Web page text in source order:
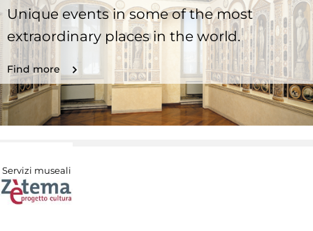
Unique events in some of the most
extraordinary places in the world.
Find more
Servizi museali